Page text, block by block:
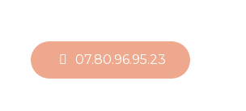
07.80.96.95.23